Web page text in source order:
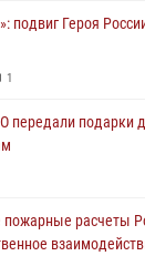
подвиг Героя
1
передали подарки
пожарные расчеты